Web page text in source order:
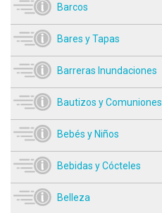
Barcos
Bares y Tapas
Barreras Inundaciones
Bautizos y Comuniones
Bebés y Niños
Bebidas y Cócteles
Belleza